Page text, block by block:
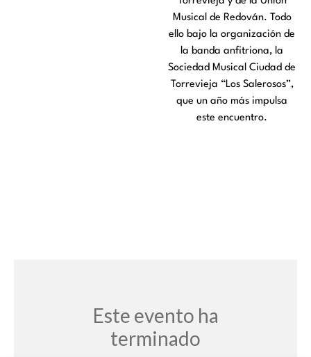
Musical de Redován. Todo
ello bajo la organización de
la banda anfitriona, la
Sociedad Musical Ciudad de
Torrevieja “Los Salerosos”,
que un año más impulsa
este encuentro.
Este evento ha
terminado